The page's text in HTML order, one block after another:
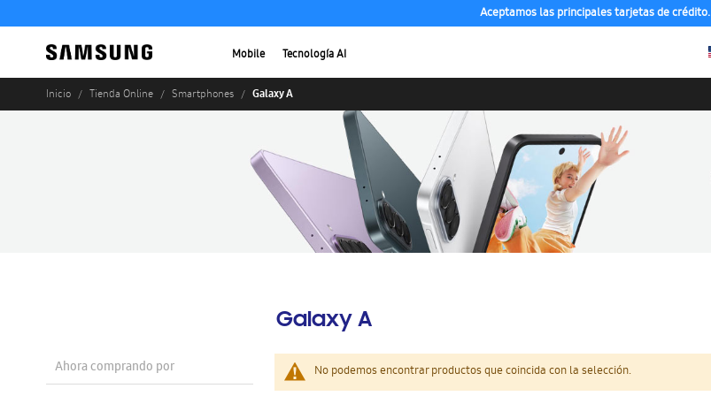
Aceptamos las principales tarjetas de crédito.
Mobile Tecnología AI
Inicio Tienda Online Smartphones Galaxy A
Galaxy A
No podemos encontrar productos que coincida con la selección.
Ahora comprando por